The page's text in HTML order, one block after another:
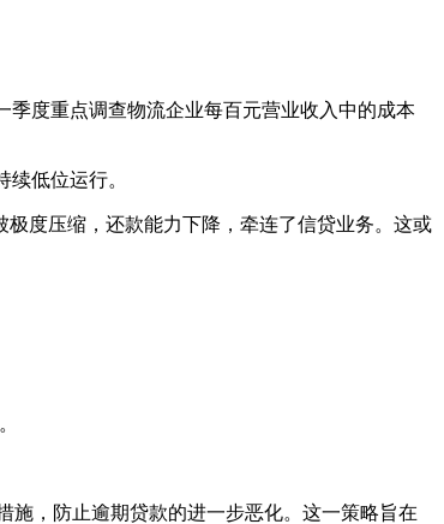
度重点调查物流企业每百元营业收入中的成本
低位运行。
度压缩，还款能力下降，牵连了信贷业务。这或
，防止逾期贷款的进一步恶化。这一策略旨在